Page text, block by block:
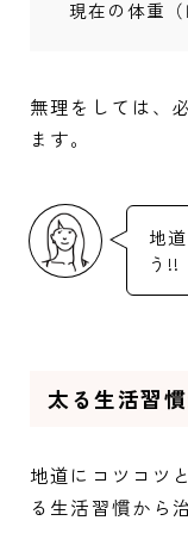
現在の体重
無理をしては、
ます。
地
う!!
太る生活習
地道にコツコツ
る生活習慣から